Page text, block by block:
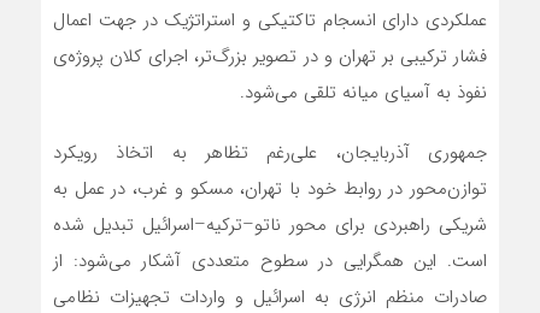
عملکردی دارای انسجام تاکتیکی و استراتژیک در جهت اعمال
فشار ترکیبی بر تهران و در تصویر بزرگ‌تر، اجرای کلان پروژه‌ی
نفوذ به آسیای میانه تلقی می‌شود.
جمهوری آذربایجان، علی‌رغم تظاهر به اتخاذ رویکرد
توازن‌محور در روابط خود با تهران، مسکو و غرب، در عمل به
شریکی راهبردی برای محور ناتو–ترکیه–اسرائیل تبدیل شده
است. این همگرایی در سطوح متعددی آشکار می‌شود: از
صادرات منظم انرژی به اسرائیل و واردات تجهیزات نظامی